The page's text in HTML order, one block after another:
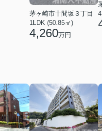
茅ヶ崎市十間坂３丁目
1LDK (50.85㎡)
4,260万円